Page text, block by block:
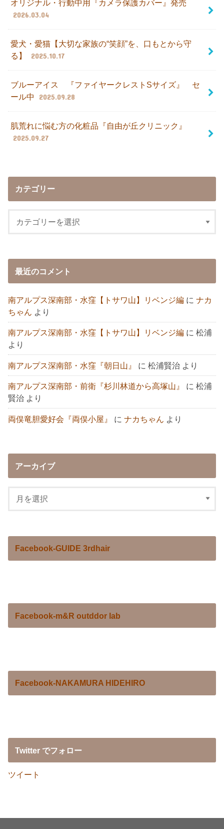
オリジナル・行動中用『カメラ保護カバー』発売
2026.03.04
愛犬・愛猫【大切な家族の“笑顔”を、口もとから守
る】
2025.10.17
ブルーアイス 『ファイヤークレストSサイズ』 セ
ール中
2025.09.28
肌荒れに悩む方の化粧品『自由が丘クリニック』
2025.09.27
カテゴリー
最近のコメント
南アルプス深南部・水窪【トサワ山】リベンジ編 にナカ
ちゃん より
南アルプス深南部・水窪【トサワ山】リベンジ編 に松浦
より
南アルプス深南部・水窪『朝日山』 に松浦賢治 より
南アルプス深南部・前衛『杉川林道から高塚山』 に松浦
賢治 より
両俣竜胆愛好会『両俣小屋』 にナカちゃん より
アーカイブ
Facebook-GUIDE 3rdhair
Facebook-m&R outddor lab
Facebook-NAKAMURA HIDEHIRO
Twitter でフォロー
ツイート